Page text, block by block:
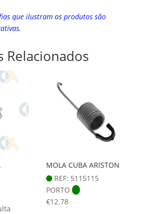
que ilustram os produtos são
Relacionados
MOLA CUBA ARISTON
REF: 5115115
PORTO
€12.78